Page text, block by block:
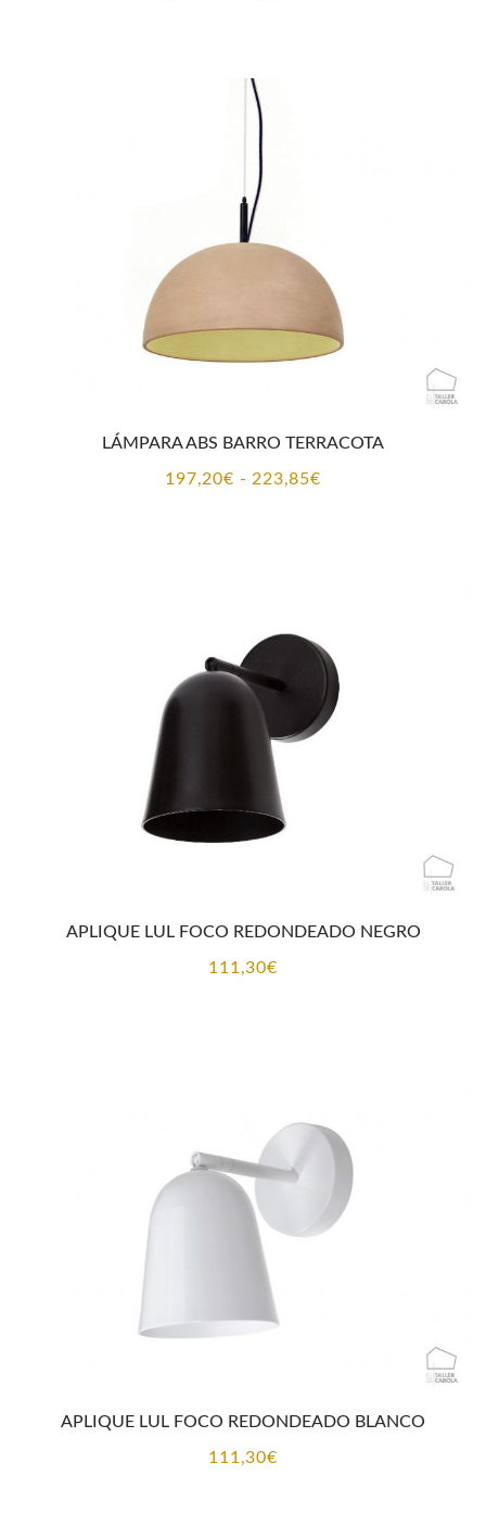
LÁMPARA ABS BARRO TERRACOTA
197,20€ - 223,85€Rango
223,85€
APLIQUE LUL FOCO REDONDEADO NEGRO
111,30€
APLIQUE LUL FOCO REDONDEADO BLANCO
111,30€